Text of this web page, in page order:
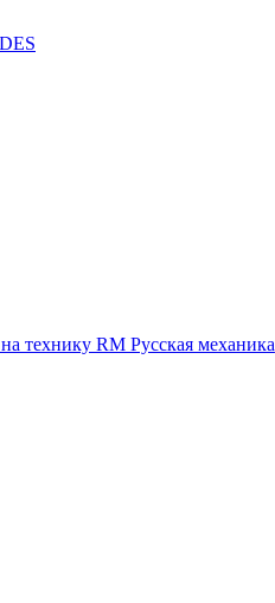
технику RM Русская механика